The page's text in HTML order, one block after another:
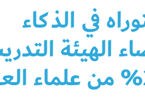
في الذكاء
الهيئة